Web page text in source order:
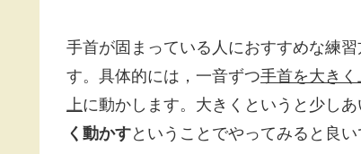
手首が固まっている人におすすめな練習
す。具体的には，一音ずつ手首を大き
上に動かします。大きくというと少しあ
く動かすということでやってみると良い